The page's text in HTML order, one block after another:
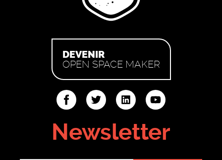
DEVENIR
OPEN SPACE MAKER
youtube
Newsletter